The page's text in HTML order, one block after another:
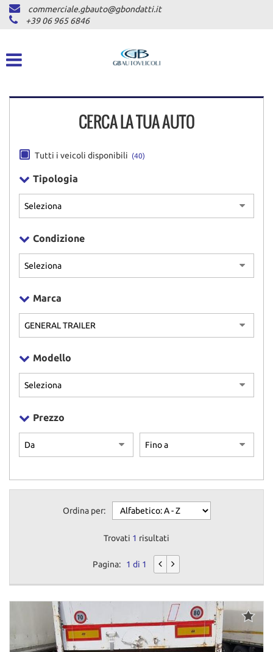
HOME
CHI SIAMO
PICKUP
DICONO DI NOI
ASSISTENZA
NEWS
CONTATTI
NUOVI
AREA COMMERCIANTI
commerciale.gbauto@gbondatti.it
+39 06 965 6846
CERCA LA TUA AUTO
Tutti i veicoli disponibili (40)
Tipologia
Condizione
Marca
Modello
Prezzo
Ordina per:
Trovati 1 risultati
Pagina: 1 di 1